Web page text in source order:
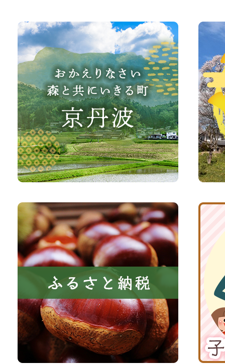
お
か
え
り
な
さ
い、
森
共
に
い
き
町
京
京
波
町
観
光
サ
イ
ふ
る
さ
と
税
京
波
子
育
て
応
援